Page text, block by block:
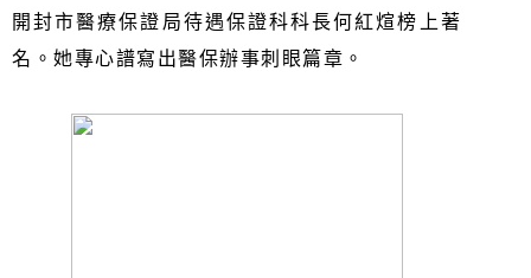
開封市醫療保證局待遇保證科科長何紅煊榜上著
名。她專心譜寫出醫保辦事刺眼篇章。